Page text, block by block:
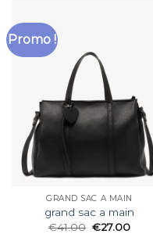
Promo !
GRAND SAC A MAIN
grand sac a main
€41.00 €27.00